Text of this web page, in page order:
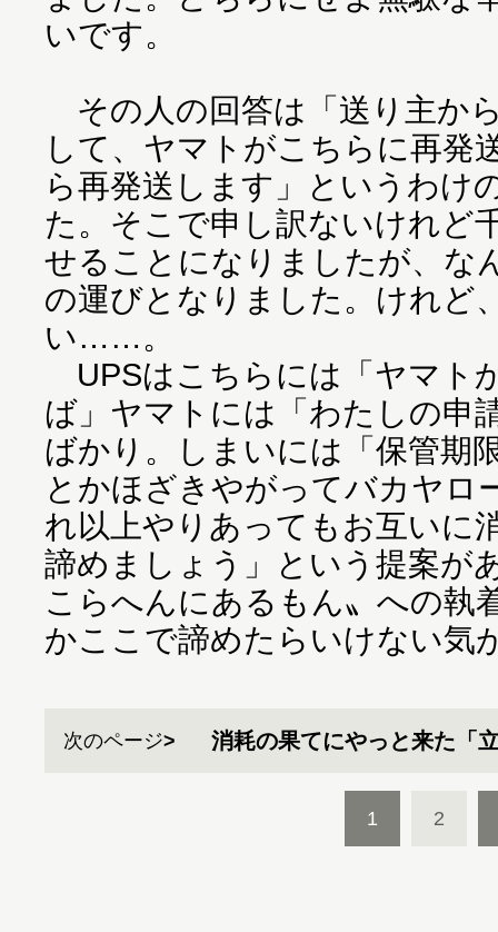
いです。
その人の回答は「送り主か
して、ヤマトがこちらに再発
ら再発送します」というわけ
た。そこで申し訳ないけれど
せることになりましたが、な
の運びとなりました。けれど
い……。
UPSはこちらには「ヤマト
ば」ヤマトには「わたしの申
ばかり。しまいには「保管期
とかほざきやがってバカヤロ
れ以上やりあってもお互いに
諦めましょう」という提案が
こらへんにあるもん〟への執
かここで諦めたらいけない気
次のページ 消耗の果てにやっと来た「
1 2